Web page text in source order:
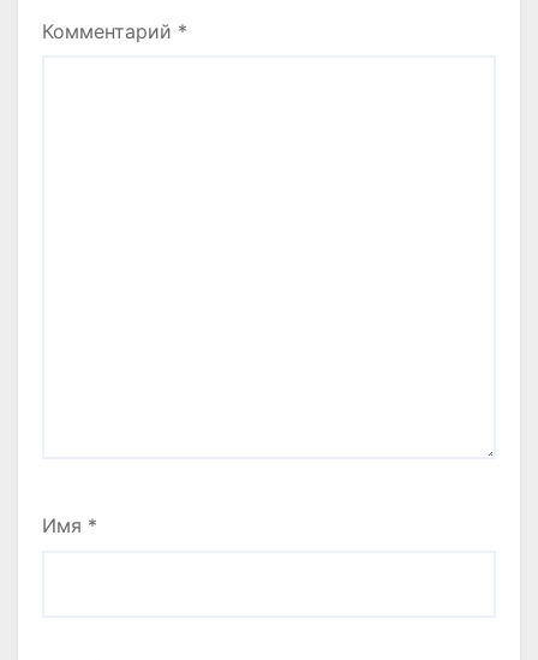
Комментарий *
Имя *